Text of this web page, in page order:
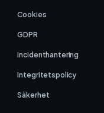
Cookies
GDPR
Incidenthantering
Integritetspolicy
Säkerhet